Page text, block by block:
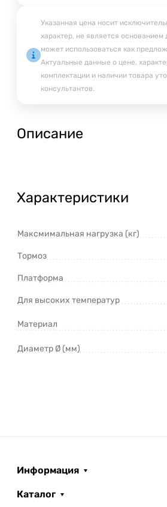
Указанная цена носит
характер, не является основанием
может использоваться как
Актуальные данные о цене,
комплектации и наличии товара
консультантов.
Описание
Характеристики
Максмимальная нагрузка (кг)
Тормоз
Платформа
Для высоких температур
Материал
Диаметр Ø (мм)
Информация
Каталог